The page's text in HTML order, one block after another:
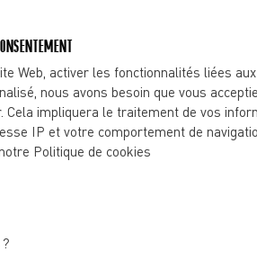
même comme un allié minceur
calories sur tous les niveaux du
les règles de base pour bien le
alimentaire sont des moyens
il est préconisé de faire du
et constant. La course à pied fait
Cela implique que le running permet
vous dépenserez plus de
se faire de manière régulière.
Web, activer les fonctionnalités liées
nous avons besoin que vous
Cela impliquera le traitement de vos
IP et votre comportement de
Politique de cookies